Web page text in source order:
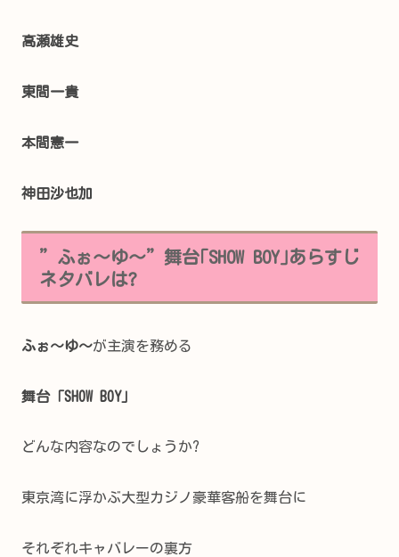
高瀬雄史
東間一貴
本間憲一
神田沙也加
”ふぉ～ゆ～”舞台｢SHOW BOY｣あらすじ
ネタバレは?
ふぉ～ゆ～が主演を務める
舞台「SHOW BOY」
どんな内容なのでしょうか?
東京湾に浮かぶ大型カジノ豪華客船を舞台に
それぞれキャバレーの裏方